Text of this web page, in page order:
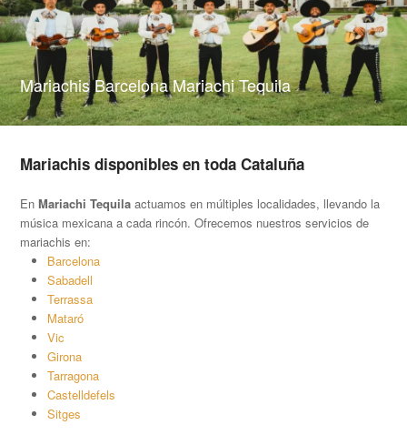
Mariachis Barcelona Mariachi Tequila
Mariachis disponibles en toda Cataluña
EnMariachi Tequila actuamos en múltiples localidades, llevando la
música mexicana a cada rincón. Ofrecemos nuestros servicios de
mariachis en:
Barcelona
Sabadell
Terrassa
Mataró
Vic
Girona
Tarragona
Castelldefels
Sitges